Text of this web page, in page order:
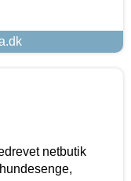
netbutik